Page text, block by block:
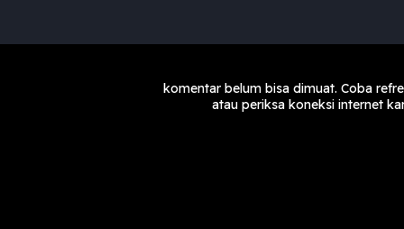
komentar belum bisa dimuat. Coba
atau periksa koneksi internet